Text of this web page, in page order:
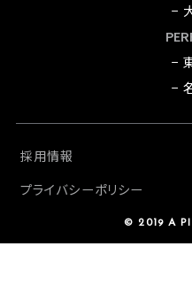
−
−
−
採用情報
プライバシーポリシー
© 2019 A